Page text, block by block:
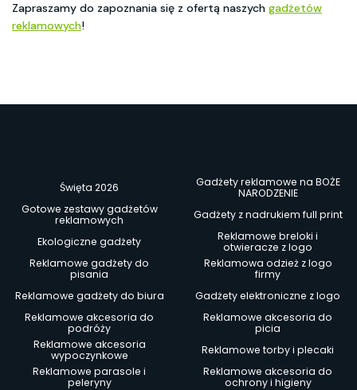
Zapraszamy do zapoznania się z ofertą naszych gadżetów
reklamowych!
Święta 2026
Gadżety reklamowe na BOŻE
NARODZENIE
Gotowe zestawy gadżetów
reklamowych
Gadżety z nadrukiem full print
Ekologiczne gadżety
Reklamowe breloki i
otwieracze z logo
Reklamowe gadżety do
pisania
Reklamowa odzież z logo
firmy
Reklamowe gadżety do biura
Gadżety elektroniczne z logo
Reklamowe akcesoria do
podróży
Reklamowe akcesoria do
picia
Reklamowe akcesoria
wypoczynkowe
Reklamowe torby i plecaki
Reklamowe parasole i
peleryny
Reklamowe akcesoria do
ochrony i higieny